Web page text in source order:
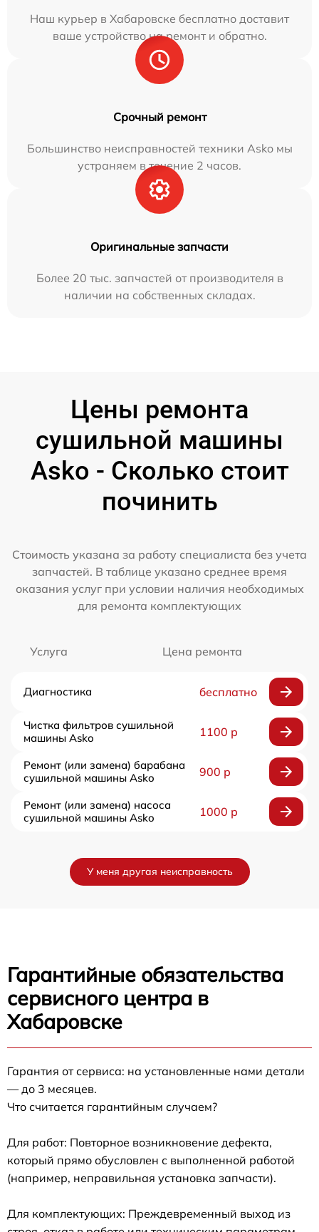
Наш курьер в Хабаровске бесплатно доставит
ваше устройство на ремонт и обратно.
Срочный ремонт
Большинство неисправностей техники Asko мы
устраняем в течение 2 часов.
Оригинальные запчасти
Более 20 тыс. запчастей от производителя в
наличии на собственных складах.
Цены ремонта
сушильной машины
Asko - Сколько стоит
починить
Стоимость указана за работу специалиста без учета
запчастей. В таблице указано среднее время
оказания услуг при условии наличия необходимых
для ремонта комплектующих
Услуга Цена ремонта
Диагностика бесплатно
Чистка фильтров сушильной
машины Asko
1100 р
Ремонт (или замена) барабана
сушильной машины Asko
900 р
Ремонт (или замена) насоса
сушильной машины Asko
1000 р
У меня другая неисправность
Гарантийные обязательства
сервисного центра в
Хабаровске
Гарантия от сервиса: на установленные нами детали
— до 3 месяцев.
Что считается гарантийным случаем?
Для работ: Повторное возникновение дефекта,
который прямо обусловлен с выполненной работой
(например, неправильная установка запчасти).
Для комплектующих: Преждевременный выход из